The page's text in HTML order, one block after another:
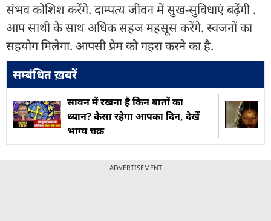
संभव कोशिश करेंगे. दाम्पत्य जीवन में सुख-सुविधाएं बढ़ेंगी .
आप साथी के साथ अधिक सहज महसूस करेंगे. स्वजनों का
सहयोग मिलेगा. आपसी प्रेम को गहरा करने का है.
सम्बंधित ख़बरें
सावन में रखना है क‍िन बातों का
ध्यान? कैसा रहेगा आपका द‍िन, देखें
भाग्य चक्र
ADVERTISEMENT